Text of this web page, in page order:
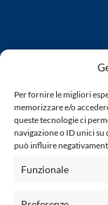
Per fornire le migliori
memorizzare e/o
queste tecnologie ci
navigazione o ID unici
può influire
Funzionale
Questo blog
quanto viene
legge n° 62 del